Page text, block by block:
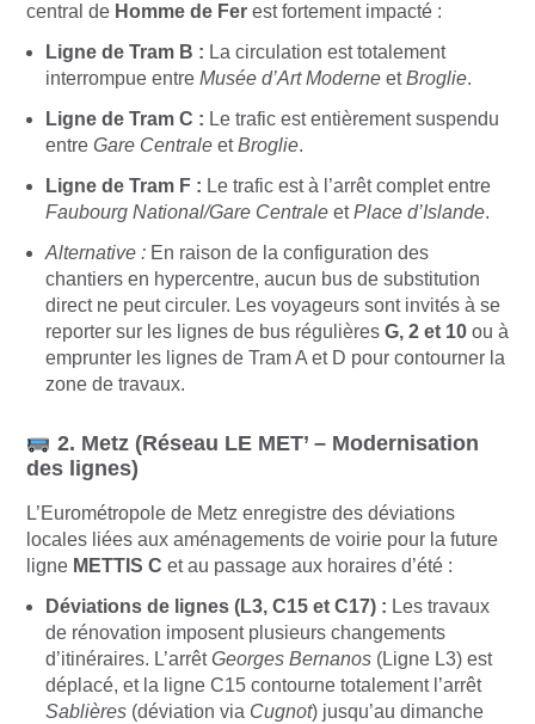
central de Homme de Fer est fortement impacté :
Ligne de Tram B : La circulation est totalement
interrompue entre Musée d’Art Moderne etBroglie.
Ligne de Tram C : Le trafic est entièrement suspendu
entre Gare Centrale etBroglie.
Ligne de Tram F : Le trafic est à l’arrêt complet entre
Faubourg National/Gare Centrale etPlace d’Islande.
Alternative : En raison de la configuration des
chantiers en hypercentre, aucun bus de substitution
direct ne peut circuler. Les voyageurs sont invités à se
reporter sur les lignes de bus régulières G, 2 et 10 ou à
emprunter les lignes de Tram A et D pour contourner la
zone de travaux.
2. Metz (Réseau LE MET’ – Modernisation
des lignes)
L’Eurométropole de Metz enregistre des déviations
locales liées aux aménagements de voirie pour la future
ligne METTIS C et au passage aux horaires d’été :
Déviations de lignes (L3, C15 et C17) : Les travaux
de rénovation imposent plusieurs changements
d’itinéraires. L’arrêtGeorges Bernanos (Ligne L3) est
déplacé, et la ligne C15 contourne totalement l’arrêt
Sablières (déviation via Cugnot) jusqu’au dimanche